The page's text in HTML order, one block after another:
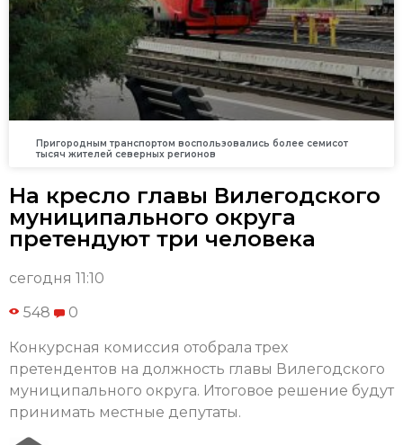
Пригородным транспортом воспользовались более семисот
тысяч жителей северных регионов
На кресло главы Вилегодского
муниципального округа
претендуют три человека
сегодня 11:10
548 0
Конкурсная комиссия отобрала трех
претендентов на должность главы Вилегодского
муниципального округа. Итоговое решение будут
принимать местные депутаты.